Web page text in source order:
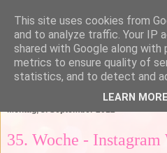
Montag, 3. September 2012
35. Woche -
This site uses cookies from
and to analyze traffic. Your IP
shared with Google along
metrics to ensure quality of
statistics, and to detect and
LEARN MORE